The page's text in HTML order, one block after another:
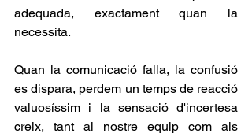
adequada, exactament quan la
necessita.
Quan la comunicació falla, la confusió
es dispara, perdem un temps de reacció
valuosíssim i la sensació d'incertesa
creix, tant al nostre equip com als